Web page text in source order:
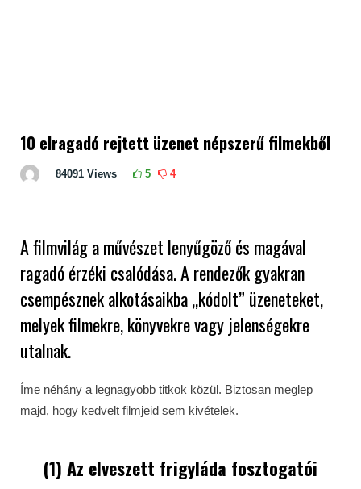
10 elragadó rejtett üzenet népszerű filmekből
84091 Views 5 4
A filmvilág a művészet lenyűgöző és magával
ragadó érzéki csalódása. A rendezők gyakran
csempésznek alkotásaikba „kódolt” üzeneteket,
melyek filmekre, könyvekre vagy jelenségekre
utalnak.
Íme néhány a legnagyobb titkok közül. Biztosan meglep
majd, hogy kedvelt filmjeid sem kivételek.
(1) Az elveszett frigyláda fosztogatói